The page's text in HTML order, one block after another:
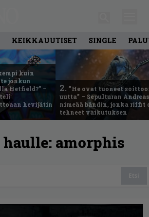
KEIKKAUUTISET SINGLE
kuin
jonkun
Hetfield?” –
hevijätin
2. ”He ovat tuoneet
uutta” – Sepulturan
nimeää bändin, jonka riffit
tehneet vaikutuksen
amorphis